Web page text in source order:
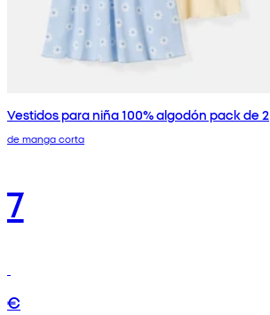
Vestidos para niña 100% algodón pack de 2
de manga corta
7
€